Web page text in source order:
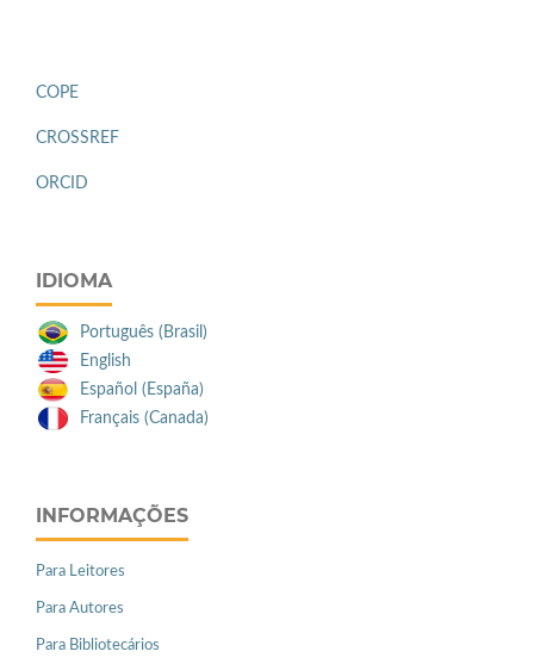
COPE
CROSSREF
ORCID
IDIOMA
Português (Brasil)
English
Español (España)
Français (Canada)
INFORMAÇÕES
Para Leitores
Para Autores
Para Bibliotecários